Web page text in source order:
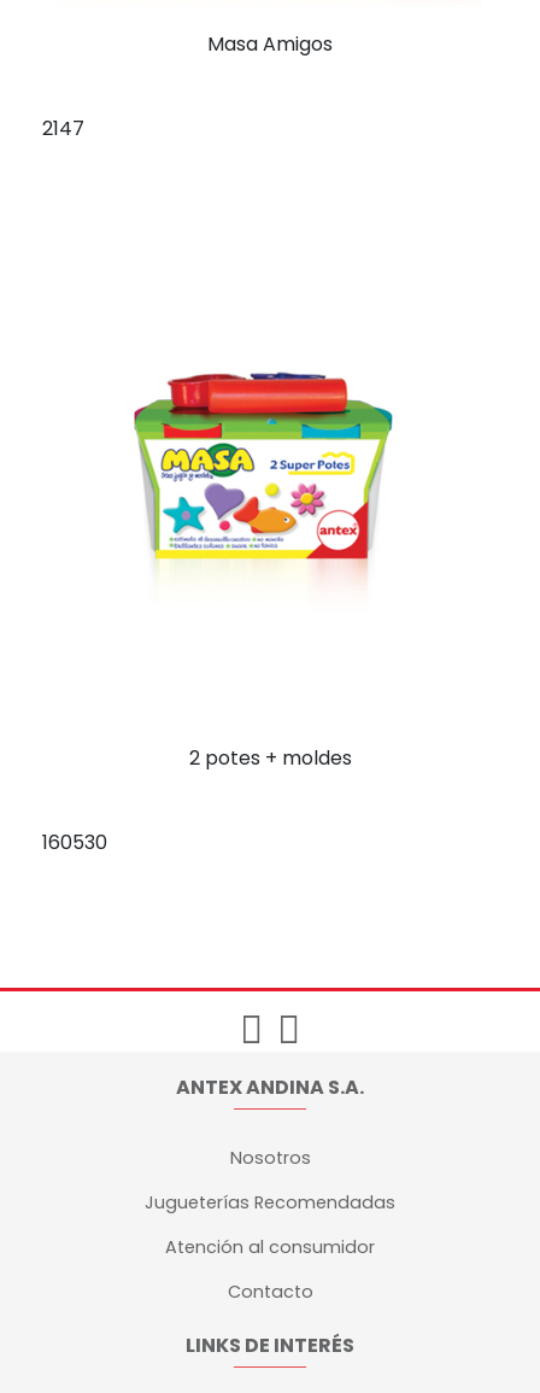
Masa Amigos
2147
2 potes + moldes
160530
ANTEX ANDINA S.A.
Nosotros
Jugueterías Recomendadas
Atención al consumidor
Contacto
LINKS DE INTERÉS